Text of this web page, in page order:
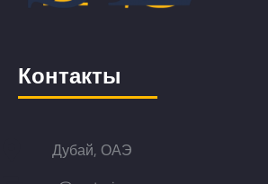
Контакты
Дубай, ОАЭ